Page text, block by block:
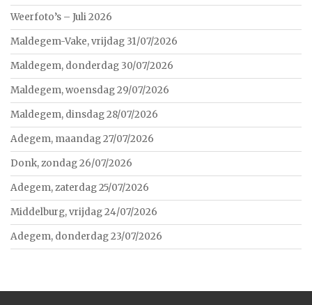
Weerfoto’s – Juli 2026
Maldegem-Vake, vrijdag 31/07/2026
Maldegem, donderdag 30/07/2026
Maldegem, woensdag 29/07/2026
Maldegem, dinsdag 28/07/2026
Adegem, maandag 27/07/2026
Donk, zondag 26/07/2026
Adegem, zaterdag 25/07/2026
Middelburg, vrijdag 24/07/2026
Adegem, donderdag 23/07/2026